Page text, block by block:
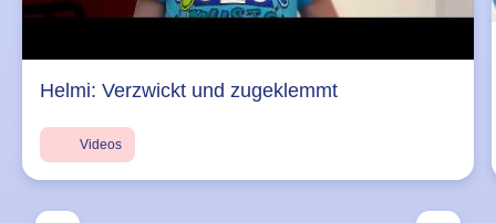
Helmi: Verzwickt und zugeklemmt
Videos